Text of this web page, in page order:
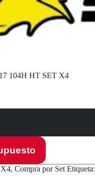
104H HT SET X4
X4, Compra por Set Etiqueta: